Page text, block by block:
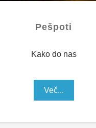
Pešpoti
Kako do nas
Več...